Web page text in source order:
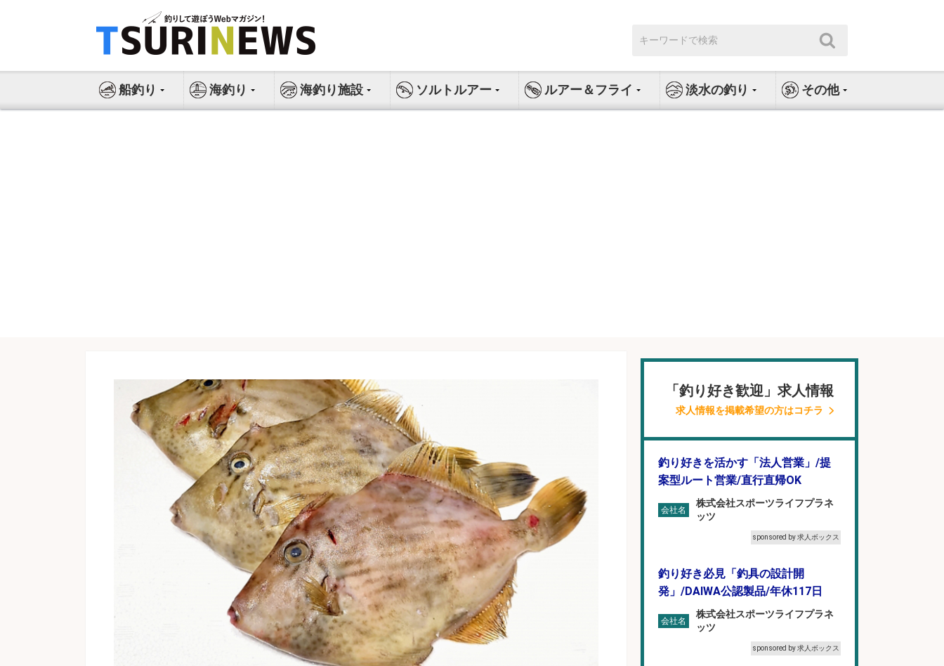
ス
索:
船釣り 海釣り 海釣り施設 ソルトルアー ルアー＆フライ 淡水の釣り その他
「釣り好き歓迎」求人情報
求人情報を掲載希望の方はコチラ
釣り好きを活かす「法人営業」/提
案型ルート営業/直行直帰OK
会社名
株式会社スポーツライフプラネ
ッツ
sponsored by 求人ボックス
釣り好き必見「釣具の設計開
発」/DAIWA公認製品/年休117日
会社名
株式会社スポーツライフプラネ
ッツ
sponsored by 求人ボックス